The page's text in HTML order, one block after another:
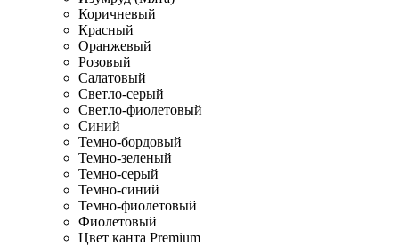
Коричневый
Красный
Оранжевый
Розовый
Салатовый
Светло-серый
Светло-фиолетовый
Синий
Темно-бордовый
Темно-зеленый
Темно-серый
Темно-синий
Темно-фиолетовый
Фиолетовый
Цвет канта Premium